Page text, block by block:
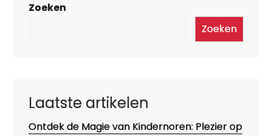
Zoeken
Zoeken
Laatste artikelen
Ontdek de Magie van Kindernoren: Plezier op